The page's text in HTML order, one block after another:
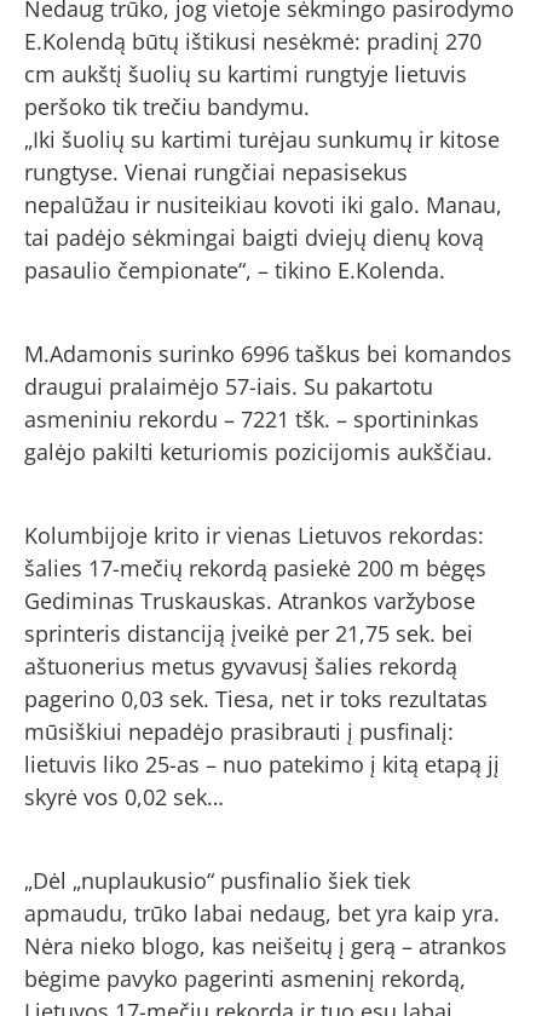
Nedaug trūko, jog vietoje sėkmingo pasirodymo
E.Kolendą būtų ištikusi nesėkmė: pradinį 270
cm aukštį šuolių su kartimi rungtyje lietuvis
peršoko tik trečiu bandymu.
„Iki šuolių su kartimi turėjau sunkumų ir kitose
rungtyse. Vienai rungčiai nepasisekus
nepalūžau ir nusiteikiau kovoti iki galo. Manau,
tai padėjo sėkmingai baigti dviejų dienų kovą
pasaulio čempionate“, – tikino E.Kolenda.
M.Adamonis surinko 6996 taškus bei komandos
draugui pralaimėjo 57-iais. Su pakartotu
asmeniniu rekordu – 7221 tšk. – sportininkas
galėjo pakilti keturiomis pozicijomis aukščiau.
Kolumbijoje krito ir vienas Lietuvos rekordas:
šalies 17-mečių rekordą pasiekė 200 m bėgęs
Gediminas Truskauskas. Atrankos varžybose
sprinteris distanciją įveikė per 21,75 sek. bei
aštuonerius metus gyvavusį šalies rekordą
pagerino 0,03 sek. Tiesa, net ir toks rezultatas
mūsiškiui nepadėjo prasibrauti į pusfinalį:
lietuvis liko 25-as – nuo patekimo į kitą etapą jį
skyrė vos 0,02 sek…
„Dėl „nuplaukusio“ pusfinalio šiek tiek
apmaudu, trūko labai nedaug, bet yra kaip yra.
Nėra nieko blogo, kas neišeitų į gerą – atrankos
bėgime pavyko pagerinti asmeninį rekordą,